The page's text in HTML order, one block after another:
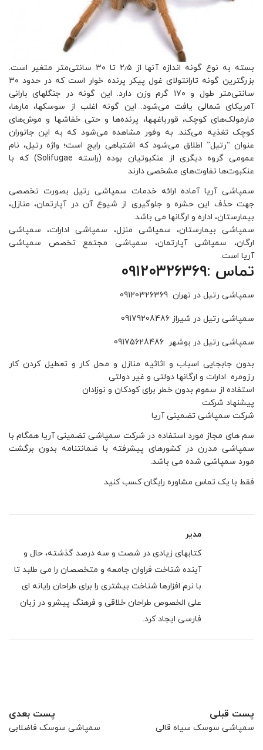
بسته به نوع گونه اندازه آنها از ۲٫۵ تا ۳۰ سانتی‌متر متغیر است.
بزرگترین گونه تارانتولای غول پیکر پرنده خوار است که در حدود ۳۰
سانتی‌متر طول و ۱۷۰ گرم وزن دارد. این گونه در جنگلهای بارانی
آمریکای شمالی یافت می‌شود. این گونه اغلب از سوسکها، مارها،
مارمولک‌های کوچک، قورباغهها، پرنده‌ها و حتی خفاشها و موش‌های
کوچک تغذیه می‌کند. به وفور مشاهده می‌شود که به این جانوران
عنوان “رتیل” اطلاق می‌شود که اشتباهی رایج است؛ واژه رتیل، نام
عمومی گروه دیگری از عنکبوتیان بوده (راسته Solifugae) که با
عنکبوت‌ها تفاوت‌های مشخصی دارند
سمپاشی آریا آماده ارائه خدمات سمپاشی رتیل بصورت تخصصی
جهت حذف این حشره و جلوگیری از شیوع آن در آپارتمان، منازل،
بیمارستان، اداره و ارگانها می باشد.
سمپاشی بیمارستان، سمپاشی منزل، سمپاشی ادارات، سمپاشی
ارگان، سمپاشی آپارتمان، سمپاشی مجتمع تخصص سمپاشی
آریا است.
تماس :۰۹۱۲۰۳۲۶۳۶۹
سمپاشی رتیل در تهران 09120326369
سمپاشی رتیل در شیراز 09179208486
سمپاشی رتیل در بوشهر 09175628486
بدون جابجایی اسباب و اثاثیه منازل و محل کار و تعطیل کردن کار
رزومره ادارات و ارگانها دولتی و غیر دولتی
استفاده از سموم بدون خطر برای کودکان و نوزادان
پیشنهاد شرکت
شرکت سمپاشی تضمینی آریا
سم های مجاز مورد استفاده در شرکت سمپاشی تضمینی آریا همگام با
سمپاشی مدرن در کشورهای پیشرفته با ضمانتنامه بدون برگشت
مورد سمپاشی شده می باشد.
فقط با یک تماس مشاوره رایگان کسب کنید
مدیر
کتابهای زیادی در شصت و سه درصد گذشته، حال و
آینده شناخت فراوان جامعه و متخصصان را می طلبد تا
با نرم افزارها شناخت بیشتری را برای طراحان رایانه ای
علی الخصوص طراحان خلاقی و فرهنگ پیشرو در زبان
فارسی ایجاد کرد.
پست قبلی
سمپاشی سوسک سیاه قالی
پست بعدی
سمپاشی سوسک فاضلابی